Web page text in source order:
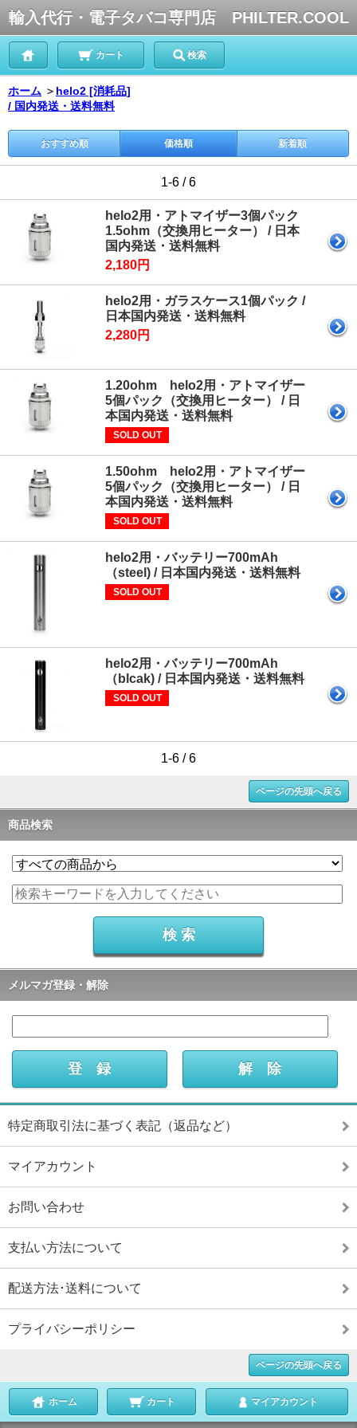
輸入代行・電子タバコ専門店 PHILTER.COOL
カート 検索
ホーム ＞ helo2 [消耗品]
/ 国内発送・送料無料
おすすめ順 価格順 新着順
1-6 / 6
helo2用・アトマイザー3個パック
1.5ohm（交換用ヒーター） / 日本
国内発送・送料無料
2,180円
helo2用・ガラスケース1個パック /
日本国内発送・送料無料
2,280円
1.20ohm helo2用・アトマイザー
5個パック（交換用ヒーター） / 日
本国内発送・送料無料
SOLD OUT
1.50ohm helo2用・アトマイザー
5個パック（交換用ヒーター） / 日
本国内発送・送料無料
SOLD OUT
helo2用・バッテリー700mAh
（steel) / 日本国内発送・送料無料
SOLD OUT
helo2用・バッテリー700mAh
（blcak) / 日本国内発送・送料無料
SOLD OUT
1-6 / 6
ページの先頭へ戻る
商品検索
メルマガ登録・解除
特定商取引法に基づく表記（返品など）
マイアカウント
お問い合わせ
支払い方法について
配送方法･送料について
プライバシーポリシー
ページの先頭へ戻る
ホーム カート マイアカウント